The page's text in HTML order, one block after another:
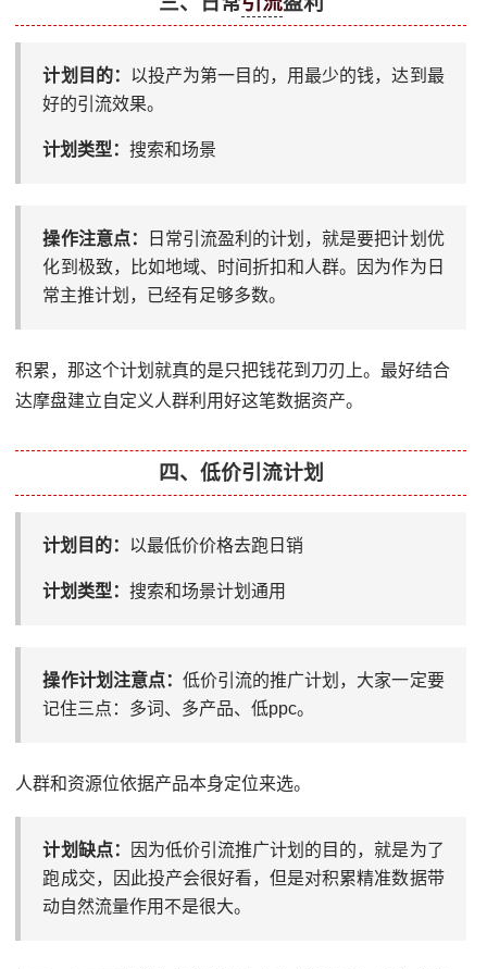
计划目的： 以投产为第一目的，用最少的钱，达到最
好的引流效果。
计划类型：搜索和场景
操作注意点：
日常引流盈利的计划，就是要把计划优
化到极致，比如地域、时间折扣和人群。因为作为日
常主推计划，已经有足够多数。
积累，那这个计划就真的是只把钱花到刀刃上。最好结合
达摩盘建立自定义人群利用好这笔数据资产。
四、低价引流计划
计划目的： 以最低价价格去跑日销
计划类型：搜索和场景计划通用
操作计划注意点： 低价引流的推广计划，大家一定要
记住三点：多词、多产品、低ppc。
人群和资源位依据产品本身定位来选。
计划缺点：
因为低价引流推广计划的目的，就是为了
跑成交，因此投产会很好看，但是对积累精准数据带
动自然流量作用不是很大。